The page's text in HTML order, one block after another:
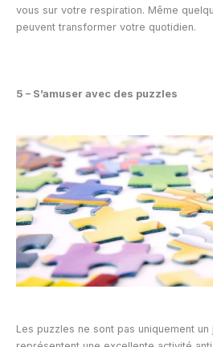
vous sur votre respiration. Même
peuvent transformer votre quotidien.
5 – S’amuser avec des puzzles
Les puzzles ne sont pas uniquement un